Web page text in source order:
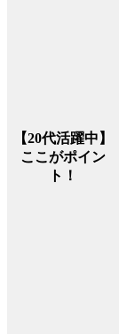
【20代活躍中】
ここがポイン
ト！